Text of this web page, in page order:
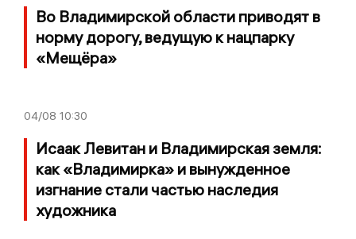
Во Владимирской области приводят в
норму дорогу, ведущую к нацпарку
«Мещёра»
04/08 10:30
Исаак Левитан и Владимирская земля:
как «Владимирка» и вынужденное
изгнание стали частью наследия
художника